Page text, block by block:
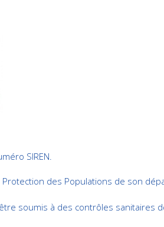
SIREN.
des Populations de son
soumis à des contrôles sanitaires